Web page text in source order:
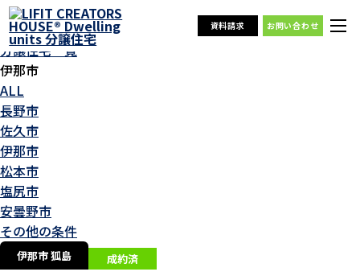
資料請求 お問い合わせ
分譲住宅一覧
TOP
分譲住宅一覧
伊那市
ALL
長野市
佐久市
伊那市
松本市
塩尻市
安曇野市
その他の条件
伊那市 狐島 成約済